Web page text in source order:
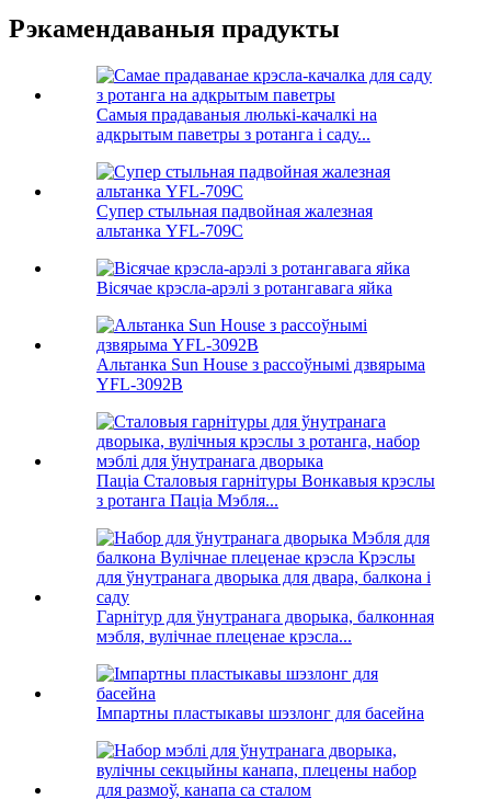
Рэкамендаваныя прадукты
Самыя прадаваныя люлькі-качалкі на
адкрытым паветры з ротанга і саду...
Супер стыльная падвойная жалезная
альтанка YFL-709C
Вісячае крэсла-арэлі з ротангавага яйка
Альтанка Sun House з рассоўнымі дзвярыма
YFL-3092B
Паціа Сталовыя гарнітуры Вонкавыя крэслы
з ротанга Паціа Мэбля...
Гарнітур для ўнутранага дворыка, балконная
мэбля, вулічнае плеценае крэсла...
Імпартны пластыкавы шэзлонг для басейна